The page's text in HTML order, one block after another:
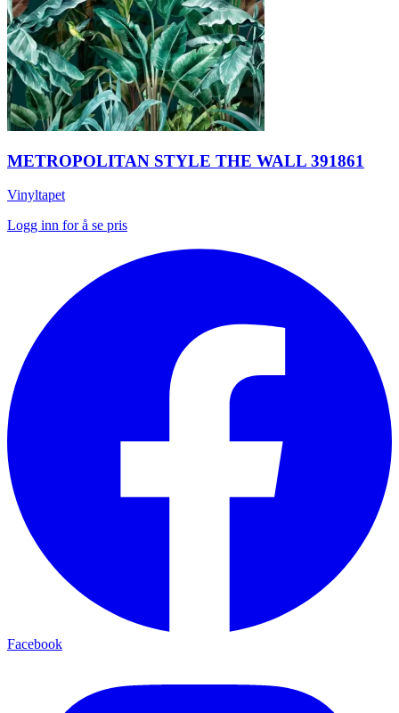
METROPOLITAN STYLE THE WALL 391861
Vinyltapet
Logg inn for å se pris
Facebook